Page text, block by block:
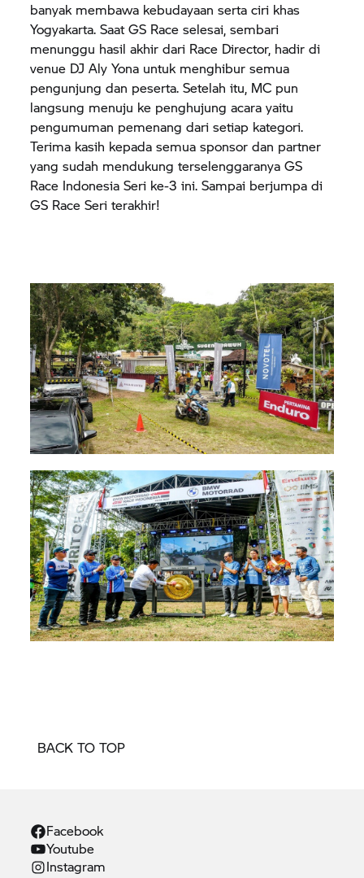
banyak membawa kebudayaan serta ciri khas
Yogyakarta. Saat GS Race selesai, sembari
menunggu hasil akhir dari Race Director, hadir di
venue DJ Aly Yona untuk menghibur semua
pengunjung dan peserta. Setelah itu, MC pun
langsung menuju ke penghujung acara yaitu
pengumuman pemenang dari setiap kategori.
Terima kasih kepada semua sponsor dan partner
yang sudah mendukung terselenggaranya GS
Race Indonesia Seri ke-3 ini. Sampai berjumpa di
GS Race Seri terakhir!
BACK TO TOP
Facebook
Youtube
Instagram